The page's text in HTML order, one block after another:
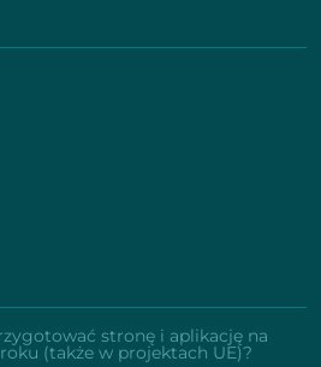
stronę i aplikację na
(także w projektach UE)?